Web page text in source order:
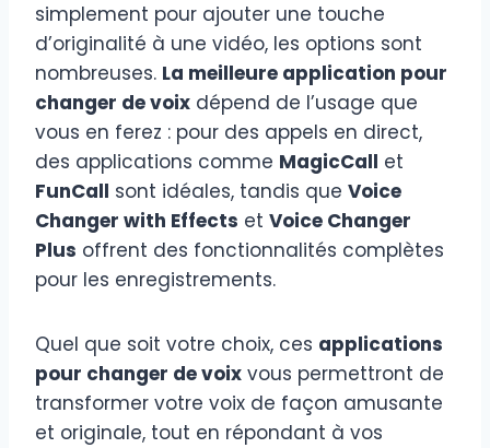
simplement pour ajouter une touche
d’originalité à une vidéo, les options sont
nombreuses. La meilleure application pour
changer de voix dépend de l’usage que
vous en ferez : pour des appels en direct,
des applications comme MagicCall et
FunCall sont idéales, tandis que Voice
Changer with Effects et Voice Changer
Plus offrent des fonctionnalités complètes
pour les enregistrements.
Quel que soit votre choix, ces applications
pour changer de voix vous permettront de
transformer votre voix de façon amusante
et originale, tout en répondant à vos